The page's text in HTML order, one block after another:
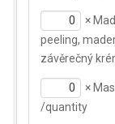
×
peeling,
závěrečný
×
/quantity